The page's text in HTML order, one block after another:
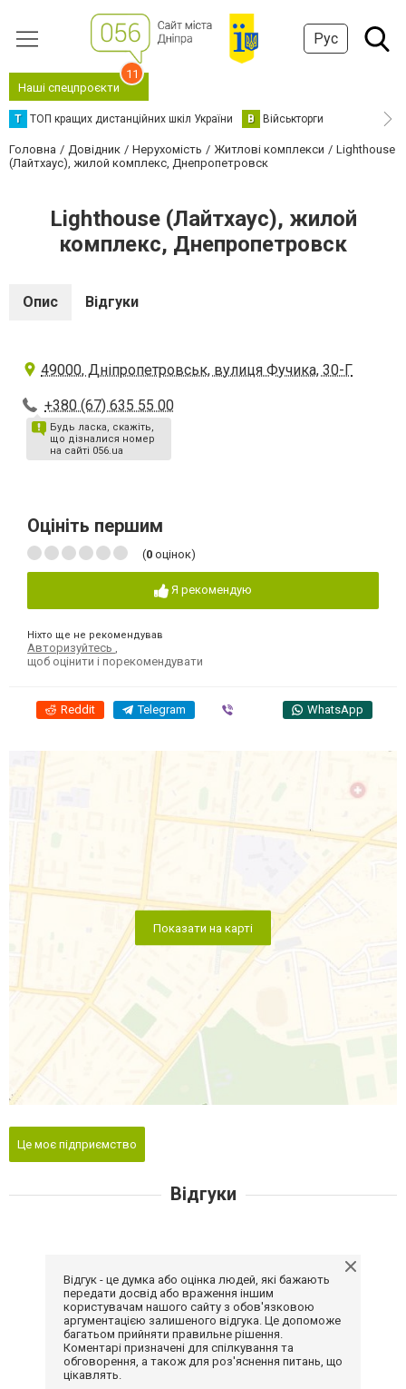
Рус
Наші спецпроєкти
11
Т ТОП кращих дистанційних шкіл України В Військторги
Головна Довідник Нерухомість Житлові комплекси
Lighthouse
(Лайтхаус), жилой комплекс, Днепропетровск
Lighthouse (Лайтхаус), жилой
комплекс, Днепропетровск
Опис Відгуки
49000, Дніпропетровськ, вулиця Фучика, 30-Г
+380 (67) 635 55 00
Будь ласка, скажіть,
що дізналися номер
на сайті 056.ua
Оцініть першим
(0 оцінок)
Я рекомендую
Ніхто ще не рекомендував
Авторизуйтесь
щоб оцінити і порекомендувати
Reddit Telegram WhatsApp
Показати на карті
Це моє підприємство
Відгуки
Відгук - це думка або оцінка людей, які бажають
передати досвід або враження іншим
користувачам нашого сайту з обов'язковою
аргументацією залишеного відгука. Це допоможе
багатьом прийняти правильне рішення.
Коментарі призначені для спілкування та
обговорення, а також для роз'яснення питань, що
цікавлять.